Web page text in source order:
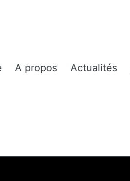
A propos Actualités